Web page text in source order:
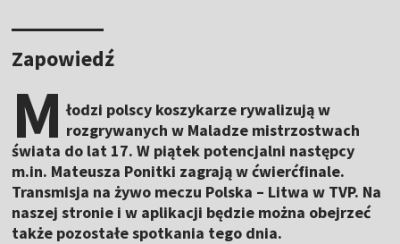
Zapowiedź
M łodzi polscy koszykarze rywalizują w
rozgrywanych w Maladze mistrzostwach
świata do lat 17. W piątek potencjalni następcy
m.in. Mateusza Ponitki zagrają w ćwierćfinale.
Transmisja na żywo meczu Polska – Litwa w TVP. Na
naszej stronie i w aplikacji będzie można obejrzeć
także pozostałe spotkania tego dnia.